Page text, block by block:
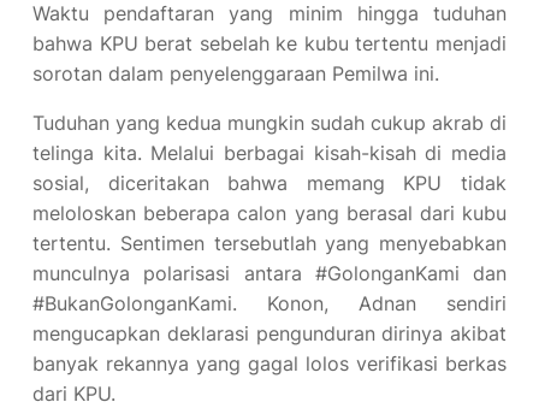
Waktu pendaftaran yang minim hingga tuduhan
bahwa KPU berat sebelah ke kubu tertentu menjadi
sorotan dalam penyelenggaraan Pemilwa ini.
Tuduhan yang kedua mungkin sudah cukup akrab di
telinga kita. Melalui berbagai kisah-kisah di media
sosial, diceritakan bahwa memang KPU tidak
meloloskan beberapa calon yang berasal dari kubu
tertentu. Sentimen tersebutlah yang menyebabkan
munculnya polarisasi antara #GolonganKami dan
#BukanGolonganKami. Konon, Adnan sendiri
mengucapkan deklarasi pengunduran dirinya akibat
banyak rekannya yang gagal lolos verifikasi berkas
dari KPU.